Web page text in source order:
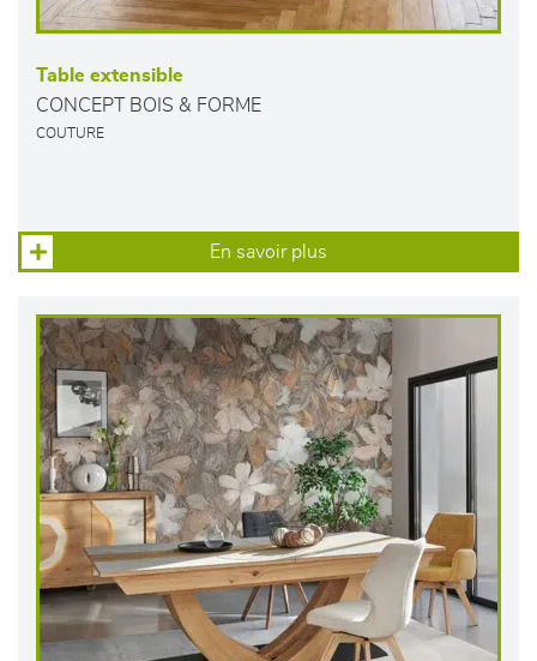
Table extensible
CONCEPT BOIS & FORME
COUTURE
En savoir plus